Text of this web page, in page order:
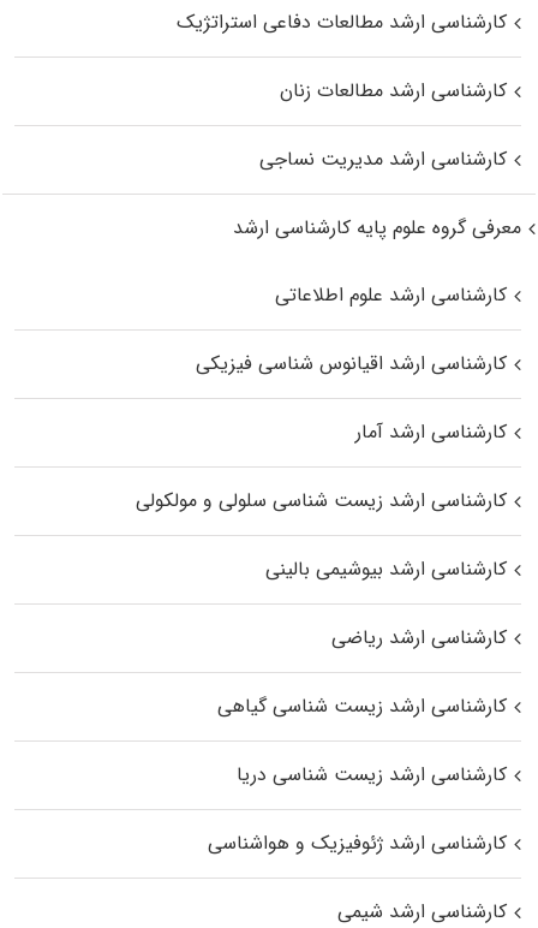
کارشناسی ارشد مطالعات دفاعی استراتژیک
کارشناسی ارشد مطالعات زنان
کارشناسی ارشد مدیریت نساجی
معرفی گروه علوم پایه کارشناسی ارشد
کارشناسی ارشد علوم اطلاعاتی
کارشناسی ارشد اقیانوس‌ شناسی فیزیکی
کارشناسی ارشد آمار
کارشناسی ارشد زیست شناسی سلولی و مولکولی
کارشناسی ارشد بیوشیمی بالینی
کارشناسی ارشد ریاضی
کارشناسی ارشد زیست‌ شناسی گیاهی
کارشناسی ارشد زیست‌ شناسی دریا
کارشناسی ارشد ژئوفیزیک و هواشناسی
کارشناسی ارشد شیمی